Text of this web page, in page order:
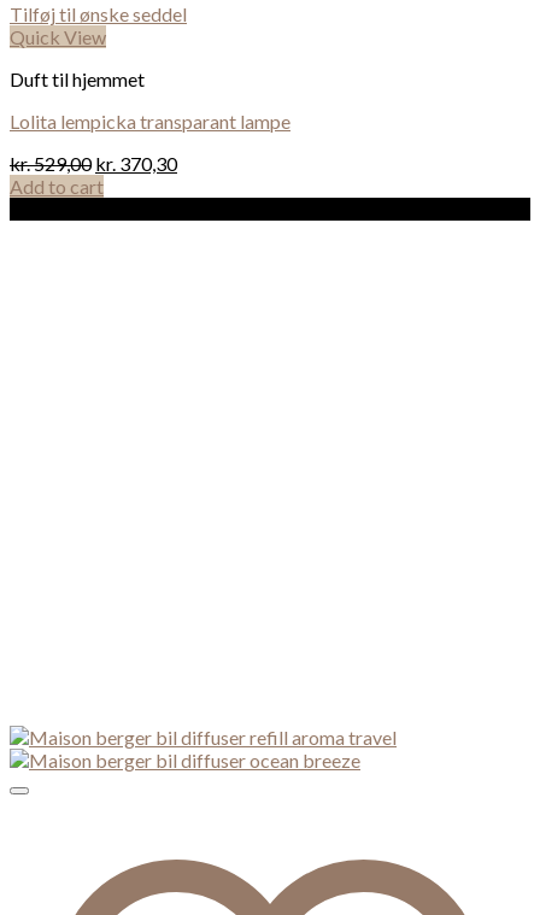
Tilføj til ønske seddel
Quick View
Duft til hjemmet
Lolita lempicka transparant lampe
kr.529,00 kr. 370,30
Add to cart